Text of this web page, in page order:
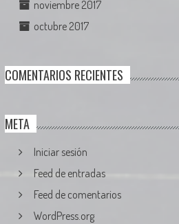
noviembre 2017
octubre 2017
COMENTARIOS RECIENTES
META
Iniciar sesión
Feed de entradas
Feed de comentarios
WordPress.org